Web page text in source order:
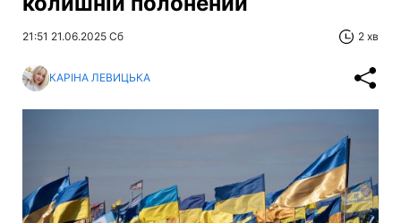
21:51 21.06.2025 Сб 2 хв
КАРІНА ЛЕВИЦЬКА